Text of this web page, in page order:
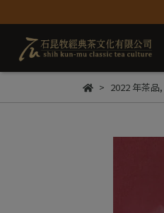
2022 年茶品,